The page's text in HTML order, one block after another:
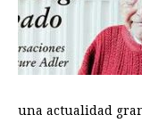
una actualidad